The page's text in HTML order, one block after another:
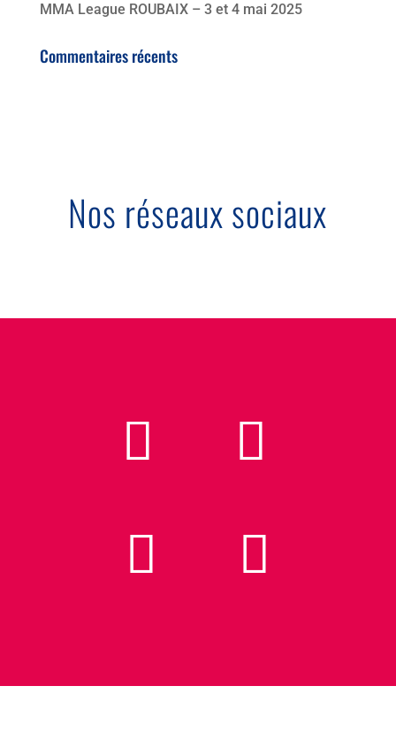
MMA League ROUBAIX – 3 et 4 mai 2025
Commentaires récents
Nos réseaux sociaux